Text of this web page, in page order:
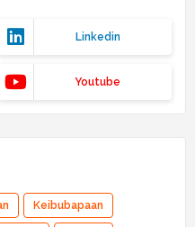
Linkedin
Youtube
Keibubapaan